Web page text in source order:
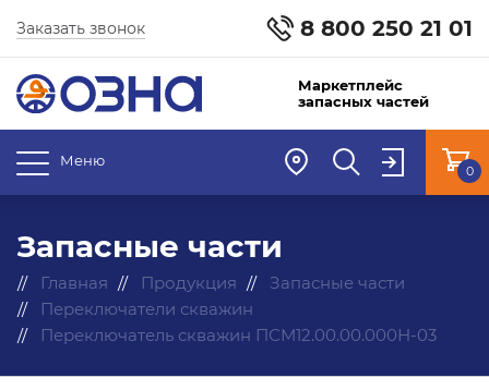
8 800 250 21 01
Заказать звонок
Маркетплейс
запасных частей
Меню
0
Запасные части
Главная Продукция
Запасные части
Переключатели скважин
Переключатель скважин ПСМ12.00.00.000Н-03